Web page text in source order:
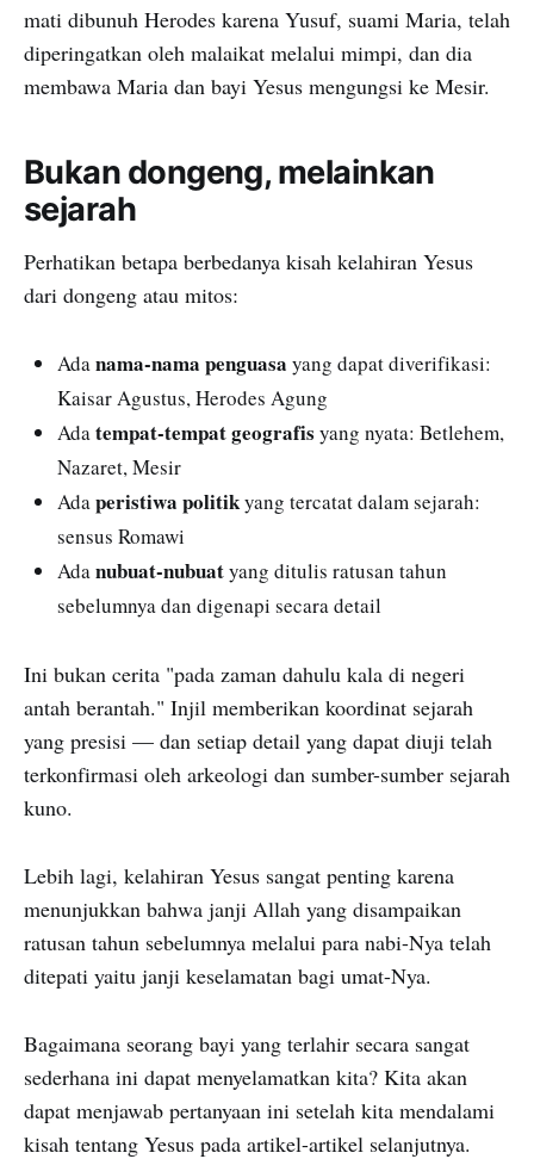
mati dibunuh Herodes karena Yusuf, suami Maria, telah
diperingatkan oleh malaikat melalui mimpi, dan dia
membawa Maria dan bayi Yesus mengungsi ke Mesir.
Bukan dongeng, melainkan
sejarah
Perhatikan betapa berbedanya kisah kelahiran Yesus
dari dongeng atau mitos:
Adanama-nama penguasa yang dapat diverifikasi:
Kaisar Agustus, Herodes Agung
Adatempat-tempat geografis yang nyata: Betlehem,
Nazaret, Mesir
Adaperistiwa politikyang tercatat dalam sejarah:
sensus Romawi
Adanubuat-nubuatyang ditulis ratusan tahun
sebelumnya dan digenapi secara detail
Ini bukan cerita "pada zaman dahulu kala di negeri
antah berantah." Injil memberikan koordinat sejarah
yang presisi — dan setiap detail yang dapat diuji telah
terkonfirmasi oleh arkeologi dan sumber-sumber sejarah
kuno.
Lebih lagi, kelahiran Yesus sangat penting karena
menunjukkan bahwa janji Allah yang disampaikan
ratusan tahun sebelumnya melalui para nabi-Nya telah
ditepati yaitu janji keselamatan bagi umat-Nya.
Bagaimana seorang bayi yang terlahir secara sangat
sederhana ini dapat menyelamatkan kita? Kita akan
dapat menjawab pertanyaan ini setelah kita mendalami
kisah tentang Yesus pada artikel-artikel selanjutnya.